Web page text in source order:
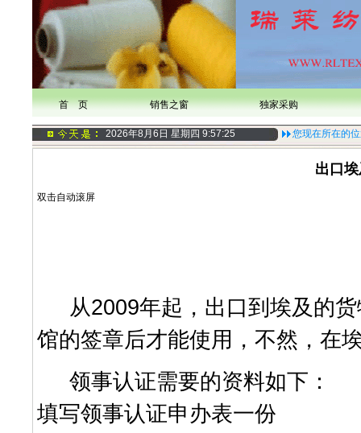
首 页 销售之窗 独家采购
2026年8月6日 星期四 9:57:26 您现在所在的
出口
双击自动滚屏
从2009年起，出口到埃及的货
馆的签章后才能使用，不然，在
领事认证需要的资料如下：
填写领事认证申办表一份